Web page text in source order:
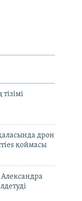
дрон
қоймасы